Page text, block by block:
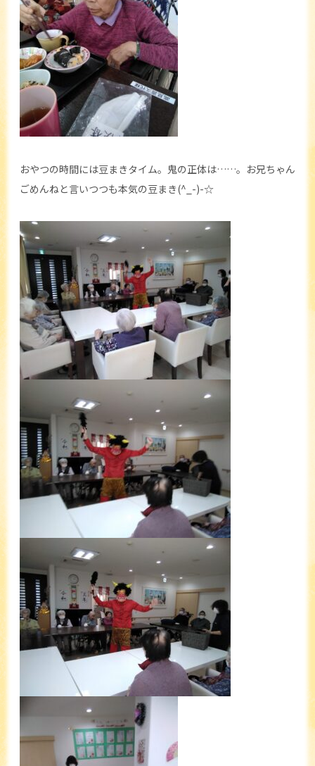
おやつの時間には豆まきタイム。鬼の正体は……。お兄ちゃん
ごめんねと言いつつも本気の豆まき(^_-)-☆